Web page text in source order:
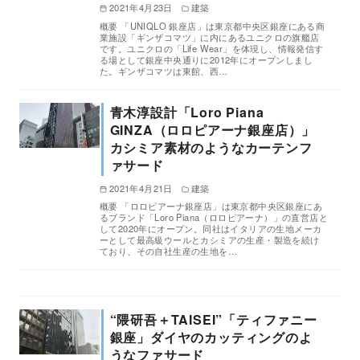
2021年4月23日
建築
概要 「UNIQLO 銀座店」は東京都中央区銀座にある商
業施設「ギンザコマツ」に内にあるユニクロの旗艦店
です。ユニクロの「Life Wear」を体現し、情報発信す
る場として銀座中央通りに2012年にオープンしまし
た。ギンザコマツは東館、西…
青木淳設計「Loro Piana
GINZA（ロロピアーナ銀座店）」
カシミア素材のようなカーテンフ
ァサード
2021年4月21日
建築
概要 「ロロピアーナ銀座店」は東京都中央区銀座にあ
るブランド「Loro Piana（ロロピアーナ）」の直営店と
して2020年にオープン。同社はイタリアの生地メーカ
ーとして最高級ウールとカシミアの生産・製造を続け
ており、その自社生産の生地を…
“隈研吾＋TAISEI”「ティファニー
銀座」ダイヤのカッティングのよ
うなファサード